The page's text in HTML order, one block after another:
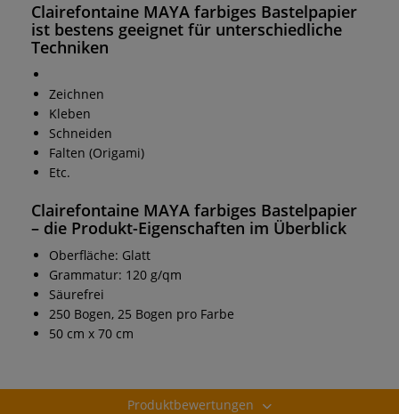
Clairefontaine MAYA farbiges Bastelpapier
ist bestens geeignet für unterschiedliche
Techniken
Zeichnen
Kleben
Schneiden
Falten (Origami)
Etc.
Clairefontaine MAYA farbiges Bastelpapier
– die Produkt-Eigenschaften im Überblick
Oberfläche: Glatt
Grammatur: 120 g/qm
Säurefrei
250 Bogen, 25 Bogen pro Farbe
50 cm x 70 cm
Produktbewertungen